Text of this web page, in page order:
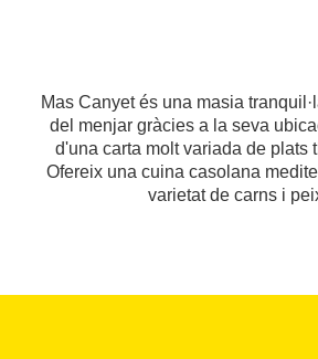
Mas Canyet és una masia
del menjar gràcies a la seva
d'una carta molt variada de plats
Ofereix una cuina casolana
varietat de carns i